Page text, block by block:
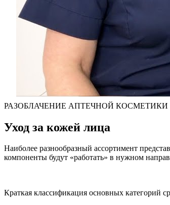
РАЗОБЛАЧЕНИЕ АПТЕЧНОЙ КОСМЕТИКИ
Уход за кожей лица
Наиболее разнообразный ассортимент
компоненты будут «работать» в нужном
Краткая классификация основных категорий